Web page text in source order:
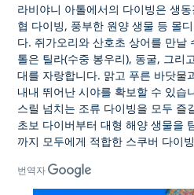
라비야니 아톨에서의 다이빙은 생
협 다이빙, 풍부한 원양 생물 등 몰
다. 쥐가오리와 산호초 상어를 만날
톨은 틸라(수중 봉우리), 동굴, 그리
대를 자랑합니다. 맑고 푸른 바닷물
내내 뛰어난 시야를 확보할 수 있습
스릴 넘치는 조류 다이빙을 모두 즐
초보 다이버부터 대형 해양 생물을
까지 모두에게 적합한 스쿠버 다이빙
번역자